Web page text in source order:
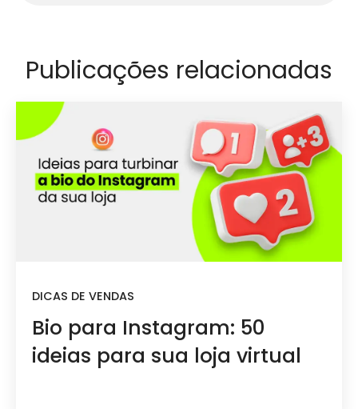
Publicações relacionadas
DICAS DE VENDAS
Bio para Instagram: 50
ideias para sua loja virtual